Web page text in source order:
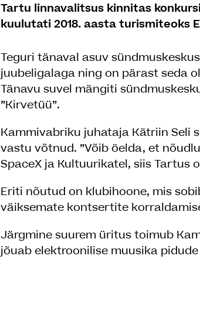
Tartu linnavalitsus kinnitas
kuulutati 2018. aasta turismiteoks
Teguri tänaval asuv
juubeligalaga ning on pärast seda
Tänavu suvel mängiti
”Kirvetüü”.
Kammivabriku juhataja Kätriin Seli
vastu võtnud. ”Võib öelda, et
SpaceX ja Kultuurikatel, siis Tartus
Eriti nõutud on klubihoone, mis
väiksemate kontsertite
Järgmine suurem üritus toimub
jõuab elektroonilise muusika pidude